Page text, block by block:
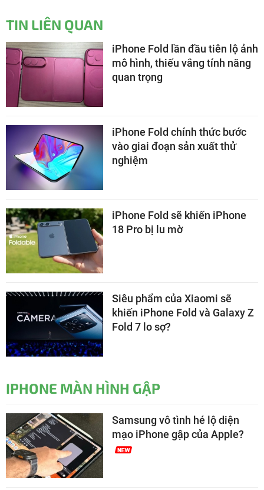
TIN LIÊN QUAN
iPhone Fold lần đầu tiên lộ ảnh
mô hình, thiếu vắng tính năng
quan trọng
iPhone Fold chính thức bước
vào giai đoạn sản xuất thử
nghiệm
iPhone Fold sẽ khiến iPhone
18 Pro bị lu mờ
Siêu phẩm của Xiaomi sẽ
khiến iPhone Fold và Galaxy Z
Fold 7 lo sợ?
IPHONE MÀN HÌNH GẬP
Samsung vô tình hé lộ diện
mạo iPhone gập của Apple?